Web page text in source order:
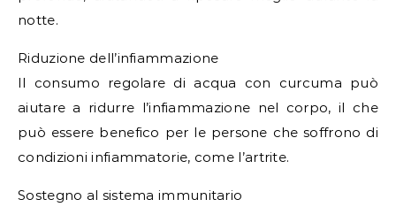
notte.
Riduzione dell’infiammazione
Il consumo regolare di acqua con curcuma può
aiutare a ridurre l’infiammazione nel corpo, il che
può essere benefico per le persone che soffrono di
condizioni infiammatorie, come l’artrite.
Sostegno al sistema immunitario